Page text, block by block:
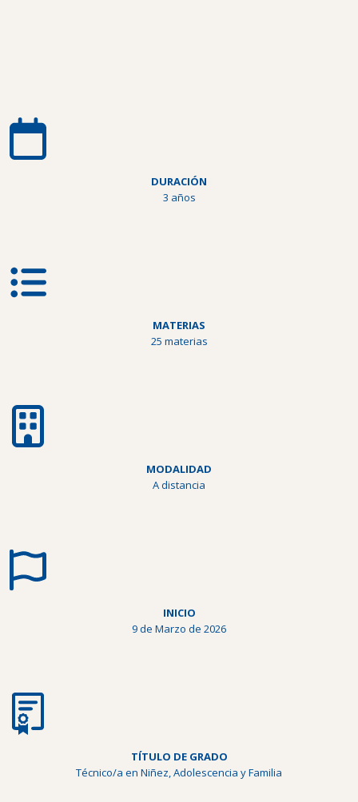
DURACIÓN
3 años
MATERIAS
25 materias
MODALIDAD
A distancia
INICIO
9 de Marzo de 2026
TÍTULO DE GRADO
Técnico/a en Niñez, Adolescencia y Familia